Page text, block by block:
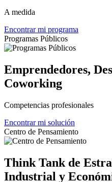
A medida
Encontrar mi programa
Programas Públicos
Emprendedores,
Coworking
Competencias profesionales
Encontrar mi solución
Centro de Pensamiento
Think Tank de
Industrial y